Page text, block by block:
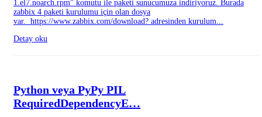
1.el7.noarch.rpm" komutu ile paketi sunucumuza indiriyoruz. Burada
zabbix 4 paketi kurulumu için olan dosya
var. https://www.zabbix.com/download? adresinden kurulum...
Detay oku
Python veya PyPy PIL
RequiredDependencyE…